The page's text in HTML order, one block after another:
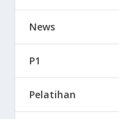
News
P1
Pelatihan